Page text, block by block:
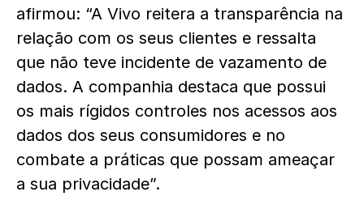
afirmou: “A Vivo reitera a transparência na
relação com os seus clientes e ressalta
que não teve incidente de vazamento de
dados. A companhia destaca que possui
os mais rígidos controles nos acessos aos
dados dos seus consumidores e no
combate a práticas que possam ameaçar
a sua privacidade”.